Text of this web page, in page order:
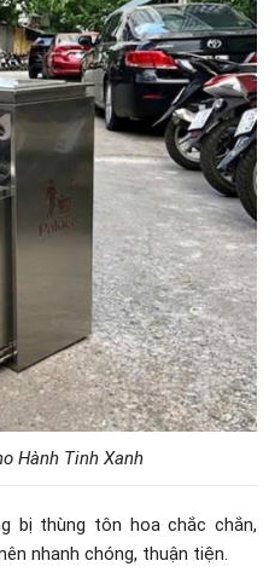
Hành Tinh Xanh
bị thùng tôn hoa chắc chắn,
nhanh chóng, thuận tiện.